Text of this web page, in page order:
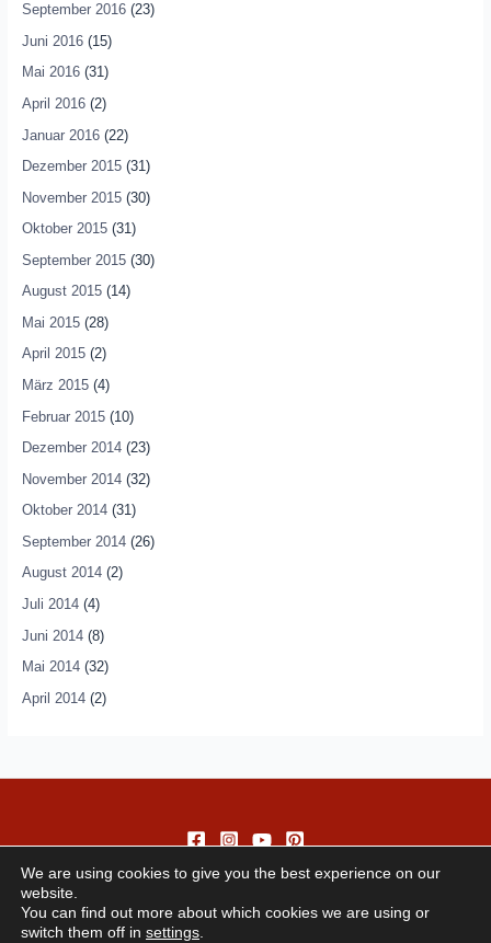
September 2016(23)
Juni 2016(15)
Mai 2016(31)
April 2016(2)
Januar 2016(22)
Dezember 2015(31)
November 2015(30)
Oktober 2015(31)
September 2015(30)
August 2015(14)
Mai 2015(28)
April 2015(2)
März 2015(4)
Februar 2015(10)
Dezember 2014(23)
November 2014(32)
Oktober 2014(31)
September 2014(26)
August 2014(2)
Juli 2014(4)
Juni 2014(8)
Mai 2014(32)
April 2014(2)
We are using cookies to give you the best experience on our
website.
You can find out more about which cookies we are using or
switch them off in settings